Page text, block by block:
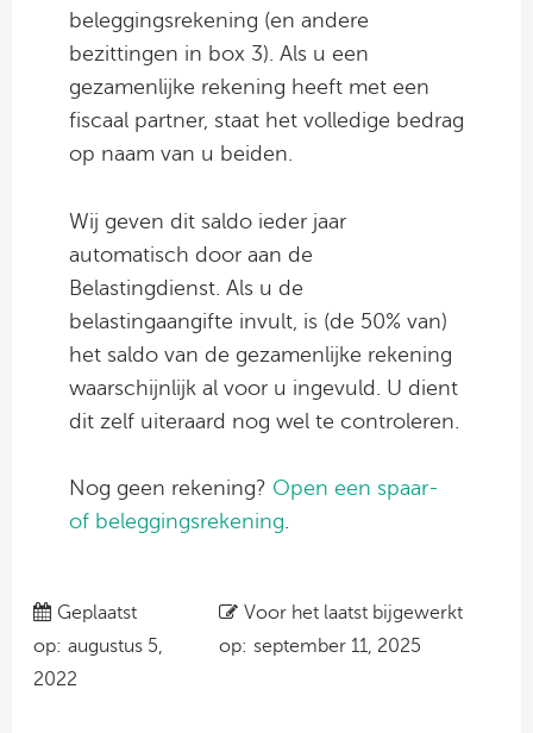
beleggingsrekening (en andere
bezittingen in box 3). Als u een
gezamenlijke rekening heeft met een
fiscaal partner, staat het volledige bedrag
op naam van u beiden.
Wij geven dit saldo ieder jaar
automatisch door aan de
Belastingdienst. Als u de
belastingaangifte invult, is (de 50% van)
het saldo van de gezamenlijke rekening
waarschijnlijk al voor u ingevuld. U dient
dit zelf uiteraard nog wel te controleren.
Nog geen rekening? Open een spaar-
of beleggingsrekening.
Geplaatst
op: augustus 5,
2022
Voor het laatst bijgewerkt
op: september 11, 2025